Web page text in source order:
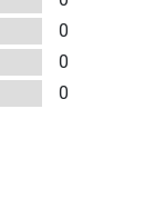
0
0
0